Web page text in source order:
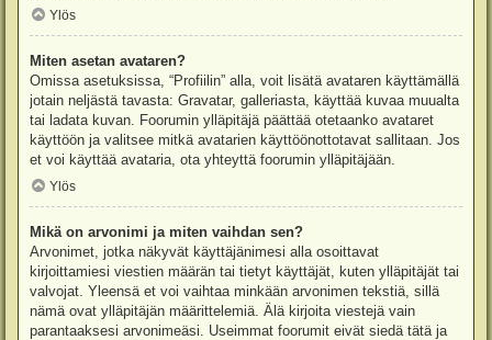
Ylös
Miten asetan avataren?
Omissa asetuksissa, “Profiilin” alla, voit lisätä avataren käyttämällä
jotain neljästä tavasta: Gravatar, galleriasta, käyttää kuvaa muualta
tai ladata kuvan. Foorumin ylläpitäjä päättää otetaanko avataret
käyttöön ja valitsee mitkä avatarien käyttöönottotavat sallitaan. Jos
et voi käyttää avataria, ota yhteyttä foorumin ylläpitäjään.
Ylös
Mikä on arvonimi ja miten vaihdan sen?
Arvonimet, jotka näkyvät käyttäjänimesi alla osoittavat
kirjoittamiesi viestien määrän tai tietyt käyttäjät, kuten ylläpitäjät tai
valvojat. Yleensä et voi vaihtaa minkään arvonimen tekstiä, sillä
nämä ovat ylläpitäjän määrittelemiä. Älä kirjoita viestejä vain
parantaaksesi arvonimeäsi. Useimmat foorumit eivät siedä tätä ja